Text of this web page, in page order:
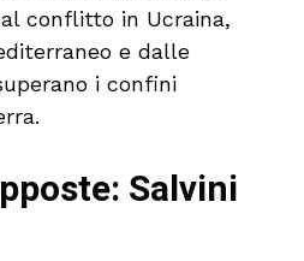
conflitto in Ucraina,
e dalle
i confini
Salvini